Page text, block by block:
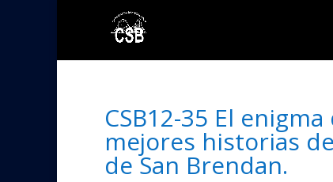
CSB12-35 El enigma
mejores historias
de San Brendan.